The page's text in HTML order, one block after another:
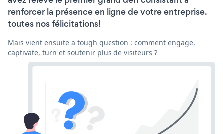
renforcer la présence en ligne de votre entreprise.
toutes nos félicitations!
Mais vient ensuite a tough question : comment engage,
captivate, turn et soutenir plus de visiteurs ?